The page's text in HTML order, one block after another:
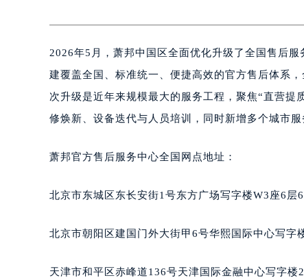
深圳市罗湖区深南东路5001号华润
惠州市惠城区江北文昌一路7号华
厦门市思明区湖滨东路95号华润大
福州市鼓楼区五四路128-1号恒力城
重庆市江北区观音桥步行街2号融
郑州市二七区铭功路10号华润大厦
沈阳市沈河区中街路137号亨得利
乌鲁木齐市天山区红山路26号时代
2026年5月，萧邦中国区全面优化升级了全国售后
建覆盖全国、标准统一、便捷高效的官方售后体系
次升级是近年来规模最大的服务工程，聚焦“直营
修焕新、设备迭代与人员培训，同时新增多个城市服
萧邦官方售后服务中心全国网点地址：
北京市东城区东长安街1号东方广场写字楼W3座6层
北京市朝阳区建国门外大街甲6号华熙国际中心写字
天津市和平区赤峰道136号天津国际金融中心写字楼